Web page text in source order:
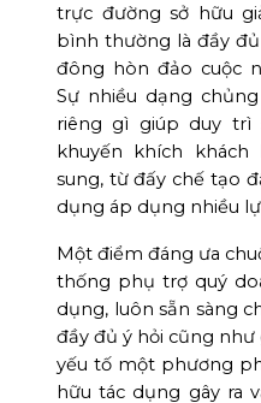
trực đường sở hữu
bình thường là đầy
đông hòn đảo cuộc
Sự nhiều dạng
riêng gì giúp duy trì
khuyến khích
sung, từ đấy chế tạo
dụng áp dụng nhiều
Một điểm đáng ưa
thống phụ trợ quý
dụng, luôn sẵn sàng
đầy đủ ý hỏi cũng
yếu tố một phương
hữu tác dụng gây ra